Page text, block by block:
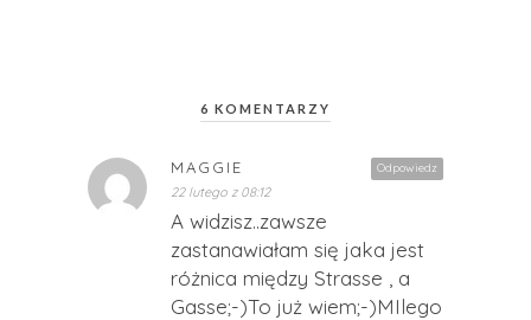
6 KOMENTARZY
Odpowiedz
MAGGIE
22 lutego z 08:12
A widzisz..zawsze
zastanawiałam się jaka jest
różnica między Strasse , a
Gasse;-)To już wiem;-)MIlego